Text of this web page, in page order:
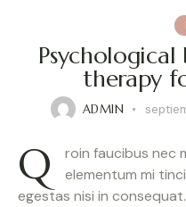
therapy
ADMIN
Q
roin faucibus nec
elementum mi
egestas nisi in